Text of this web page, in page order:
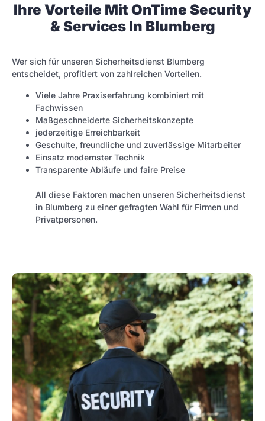
Ihre Vorteile Mit OnTime Security
& Services In Blumberg
Wer sich für unseren Sicherheitsdienst Blumberg
entscheidet, profitiert von zahlreichen Vorteilen.
Viele Jahre Praxiserfahrung kombiniert mit
Fachwissen
Maßgeschneiderte Sicherheitskonzepte
jederzeitige Erreichbarkeit
Geschulte, freundliche und zuverlässige Mitarbeiter
Einsatz modernster Technik
Transparente Abläufe und faire Preise
All diese Faktoren machen unseren Sicherheitsdienst
in Blumberg zu einer gefragten Wahl für Firmen und
Privatpersonen.